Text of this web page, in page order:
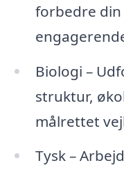
forbedre
Biologi –
struktur,
målrettet
Tysk –